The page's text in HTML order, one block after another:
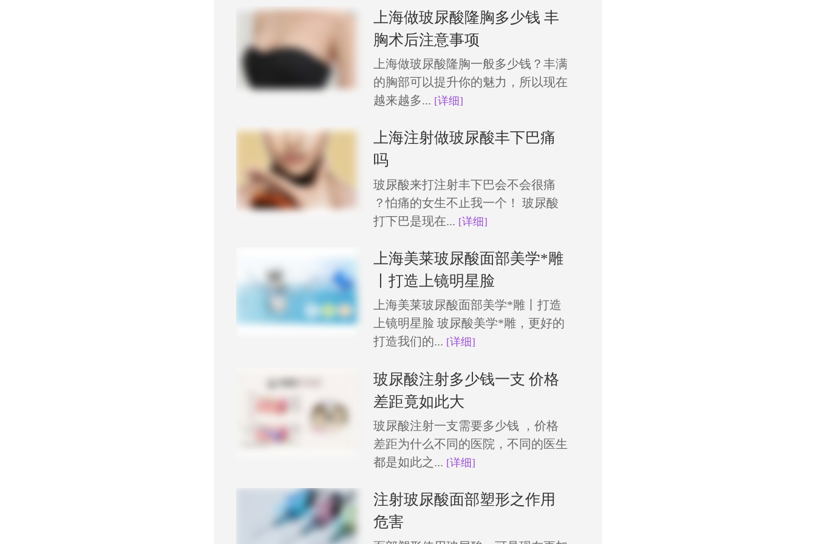
上海做玻尿酸隆胸多少钱 丰
胸术后注意事项
上海做玻尿酸隆胸一般多少钱？丰满
的胸部可以提升你的魅力，所以现在
越来越多... [详细]
上海注射做玻尿酸丰下巴痛
吗
玻尿酸来打注射丰下巴会不会很痛
？怕痛的女生不止我一个！ 玻尿酸
打下巴是现在... [详细]
上海美莱玻尿酸面部美学*雕
丨打造上镜明星脸
上海美莱玻尿酸面部美学*雕丨打造
上镜明星脸 玻尿酸美学*雕，更好的
打造我们的... [详细]
玻尿酸注射多少钱一支 价格
差距竟如此大
玻尿酸注射一支需要多少钱 ，价格
差距为什么不同的医院，不同的医生
都是如此之... [详细]
注射玻尿酸面部塑形之作用
危害